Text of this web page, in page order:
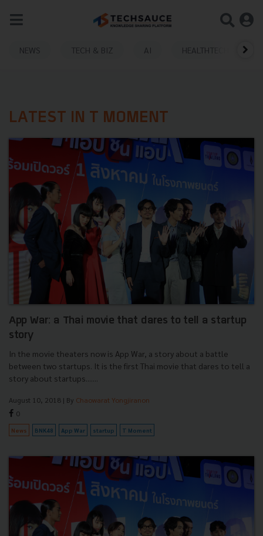
NEWS TECH & BIZ AI HEALTHTECH
LATEST IN T MOMENT
App War: a Thai movie that dares to tell a startup
story
In the movie theaters now is App War, a story about a battle
between two startups. It is the first Thai movie that dares to tell a
story about startups.......
August 10, 2018 | By Chaowarat Yongjiranon
0
News BNK48 App War startup T Moment